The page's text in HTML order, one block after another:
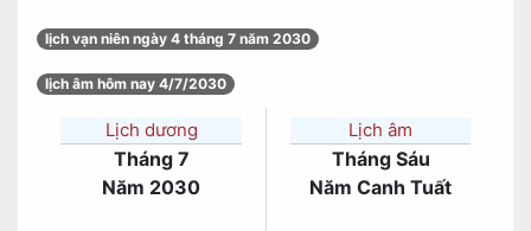
lịch vạn niên ngày 4 tháng 7 năm 2030
lịch âm hôm nay 4/7/2030
Lịch dương
Tháng 7
Năm 2030
Lịch âm
Tháng Sáu
Năm Canh Tuất